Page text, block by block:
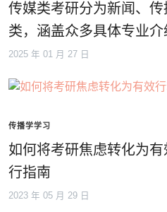
传媒类考研分为新闻、
类，涵盖众多具体专业介
2025 年 01 月 27 日
传播学学习
如何将考研焦虑转化为
行指南
2023 年 05 月 29 日